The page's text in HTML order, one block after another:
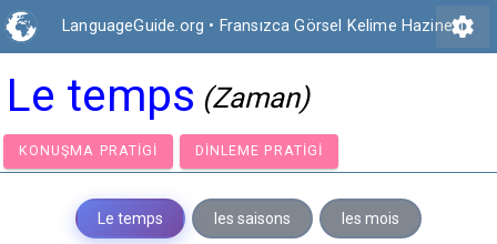
LanguageGuide.org • Fransızca Görsel Kelime Hazinesi
settings
Le temps (Zaman)
KONUŞMA PRATIGI DINLEME PRATIGI
Le temps les saisons les mois